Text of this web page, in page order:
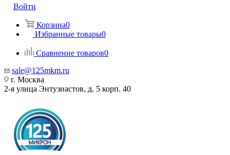
Войти
Корзина0
Избранные товары0
Сравнение товаров0
sale@125mkm.ru
г. Москва
2-я улица Энтузиастов, д. 5 корп. 40